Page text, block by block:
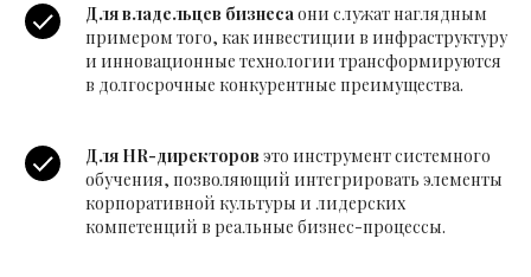
Для владельцев бизнеса они служат наглядным
примером того, как инвестиции в инфраструктуру
и инновационные технологии трансформируются
в долгосрочные конкурентные преимущества.
Для HR-директоров это инструмент системного
обучения, позволяющий интегрировать элементы
корпоративной культуры и лидерских
компетенций в реальные бизнес-процессы.